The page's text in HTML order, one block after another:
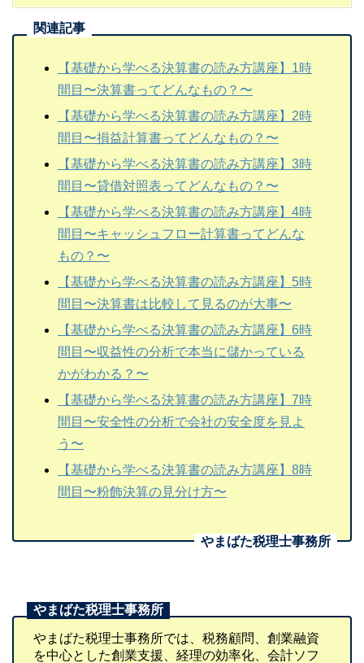
【基礎から学べる決算書の読み方講座】1時
間目〜決算書ってどんなもの？〜
【基礎から学べる決算書の読み方講座】2時
間目〜損益計算書ってどんなもの？〜
【基礎から学べる決算書の読み方講座】3時
間目〜貸借対照表ってどんなもの？〜
【基礎から学べる決算書の読み方講座】4時
間目〜キャッシュフロー計算書ってどんな
もの？〜
【基礎から学べる決算書の読み方講座】5時
間目〜決算書は比較して見るのが大事〜
【基礎から学べる決算書の読み方講座】6時
間目〜収益性の分析で本当に儲かっている
かがわかる？〜
【基礎から学べる決算書の読み方講座】7時
間目〜安全性の分析で会社の安全度を見よ
う〜
【基礎から学べる決算書の読み方講座】8時
間目〜粉飾決算の見分け方〜
やまばた税理士事務所では、税務顧問、創業融資
を中心とした創業支援、経理の効率化、会計ソフ